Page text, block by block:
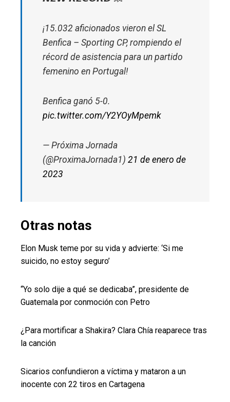
¡15.032 aficionados vieron el SL
Benfica – Sporting CP, rompiendo el
récord de asistencia para un partido
femenino en Portugal!
Benfica ganó 5-0.
pic.twitter.com/Y2YOyMpemk
— Próxima Jornada
(@ProximaJornada1) 21 de enero de
2023
Otras notas
Elon Musk teme por su vida y advierte: ‘Si me
suicido, no estoy seguro’
“Yo solo dije a qué se dedicaba”, presidente de
Guatemala por conmoción con Petro
¿Para mortificar a Shakira? Clara Chía reaparece tras
la canción
Sicarios confundieron a víctima y mataron a un
inocente con 22 tiros en Cartagena